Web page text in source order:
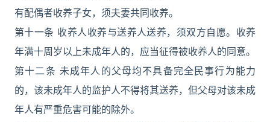
有配偶者收养子女，须夫妻共同收养。
第十一条 收养人收养与送养人送养，须双方自愿。收养
年满十周岁以上未成年人的，应当征得被收养人的同意。
第十二条 未成年人的父母均不具备完全民事行为能力
的，该未成年人的监护人不得将其送养，但父母对该未成
年人有严重危害可能的除外。